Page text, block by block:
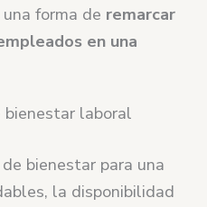
forma de remarcar
en una
bienestar laboral
bienestar para una
la disponibilidad